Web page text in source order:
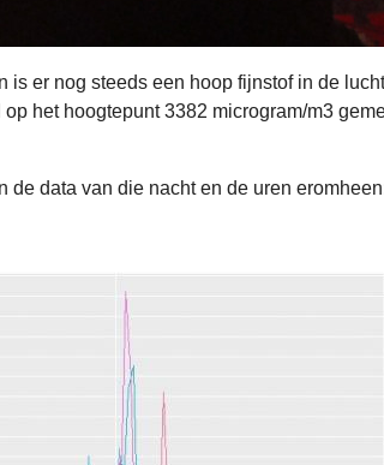
er nog steeds een hoop fijnstof in de
het hoogtepunt 3382 microgram/m3
data van die nacht en de uren